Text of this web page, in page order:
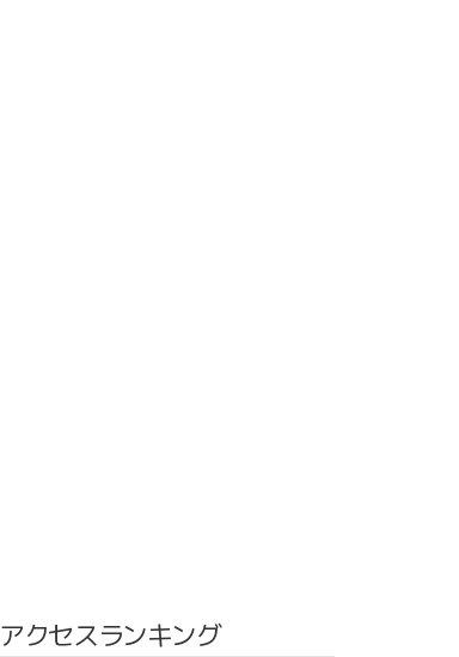
クセスランキング